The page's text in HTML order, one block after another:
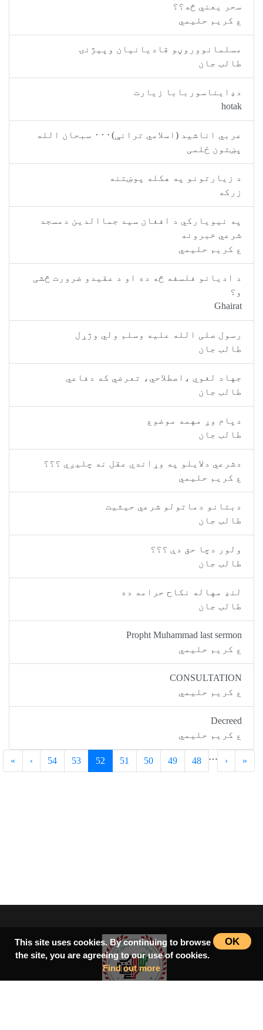
سحر يعني څه؟؟
ع کريم حليمي
مسلمانووروڼو قاديانيان وپيژنۍ
طالب جان
دډايناسوربابا زيارت
hotak
عربي اناشيد (اسلامي ترانې)٠٠٠ سبحان الله
پښتون ځلمی
د زيارتونو په هکله پوښتنه
زرکه
په نيويارکي د افغان سيد جماالدين دمسجد
شرعي خبرونه
ع کريم حليمي
د اديانو فلسفه څه ده او د عقيدو ضرورت څشی
و؟
Ghairat
رسول صلی الله عليه وسلم ولي وژړل
طالب جان
جهاد لغوي ،اصطلاحي، تعرضي که دفاعي
طالب جان
دپام وړ مهمه موضوع
طالب جان
دشرعي دلايلو په وړاندي عقل نه چليږي ؟؟؟
ع کريم حليمي
دبتانو دماتولو شرعي حيثيت
طالب جان
ولور دچا حق دې ؟؟؟
طالب جان
لنډ مهاله نکاح حرامه ده
طالب جان
Propht Muhammad last sermon
ع کريم حليمي
CONSULTATION
ع کريم حليمي
Decreed
ع کريم حليمي
«
‹
…
48
49
50
51
52
53
54
›
»
OK
This site uses cookies. By continuing to browse
the site, you are agreeing to our use of cookies.
Find out more